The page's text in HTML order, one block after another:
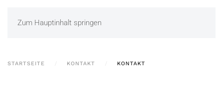
Zum Hauptinhalt springen
STARTSEITE KONTAKT KONTAKT